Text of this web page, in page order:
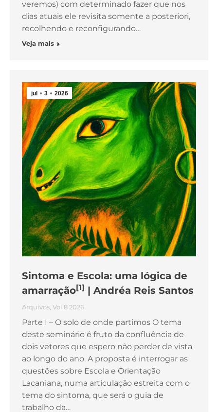
veremos) com determinado fazer que nos
dias atuais ele revisita somente a posteriori,
recolhendo e reconfigurando…
Veja mais
jul 3 2026
Sintoma e Escola: uma lógica de
amarração[1] | Andréa Reis Santos
Arquivos Vol.8 2026
Parte I – O solo de onde partimos O tema
deste seminário é fruto da confluência de
dois vetores que espero não perder de vista
ao longo do ano. A proposta é interrogar as
questões sobre Escola e Orientação
Lacaniana, numa articulação estreita com o
tema do sintoma, que será o guia de
trabalho da…